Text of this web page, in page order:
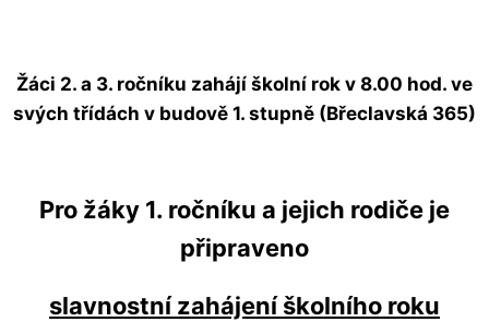
Žáci 2. a 3. ročníku zahájí školní rok v 8.00 hod. ve
svých třídách v budově 1. stupně (Břeclavská 365)
Pro žáky 1. ročníku a jejich rodiče je
připraveno
slavnostní zahájení školního roku